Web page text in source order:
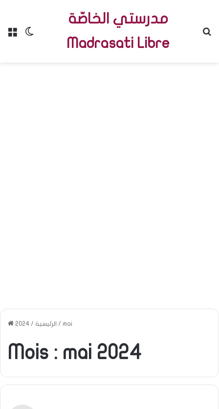
Menu
مدرستي الخاصّة
Madrasati Libre
الرئيسية /
2024 / mai
Mois : mai 2024